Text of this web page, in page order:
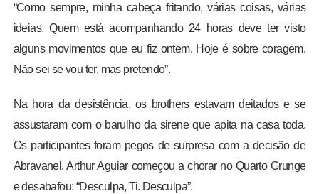
“Como sempre, minha cabeça fritando, várias coisas, várias
ideias. Quem está acompanhando 24 horas deve ter visto
alguns movimentos que eu fiz ontem. Hoje é sobre coragem.
Não sei se vou ter, mas pretendo”.
Na hora da desistência, os brothers estavam deitados e se
assustaram com o barulho da sirene que apita na casa toda.
Os participantes foram pegos de surpresa com a decisão de
Abravanel. Arthur Aguiar começou a chorar no Quarto Grunge
e desabafou: “Desculpa, Ti. Desculpa”.